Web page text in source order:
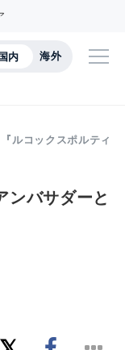
内 海外
『ルコックスポルティ
ンバサダーと